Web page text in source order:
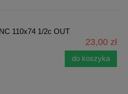
110x74 1/2c OUT
23,00 zł
do koszyka